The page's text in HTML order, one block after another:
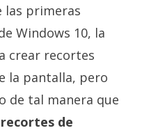
las primeras
Windows 10, la
crear recortes
la pantalla, pero
de tal manera que
de